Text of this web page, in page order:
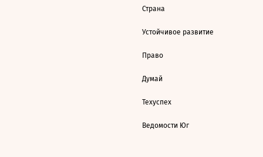
Страна
Устойчивое развитие
Право
Думай
Техуспех
Ведомости Юг